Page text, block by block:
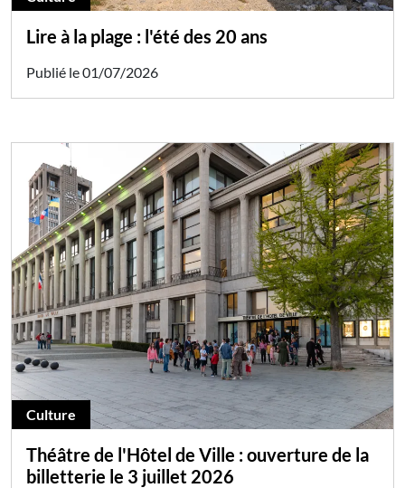
Lire à la plage : l'été des 20 ans
Publié le 01/07/2026
Culture
Théâtre de l'Hôtel de Ville : ouverture de la
billetterie le 3 juillet 2026